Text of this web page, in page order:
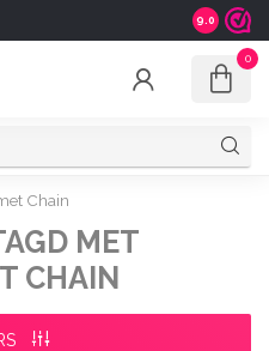
Shipping
9.0
0
Chain
MET
CHAIN